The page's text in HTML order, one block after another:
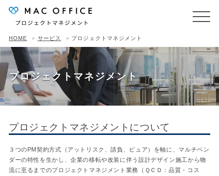
HOME サービス プロジェクトマネジメント
プロジェクトマネジメント
プロジェクトマネジメントについて
３つのPM契約方式（アットリスク、請負、ピュア）を軸に、マルチベン
ダーの特性を生かし、企業の移転や改装に伴う設計デザイン施工から物
流に至るまでのプロジェクトマネジメント業務（ＱＣＤ：品質・コス